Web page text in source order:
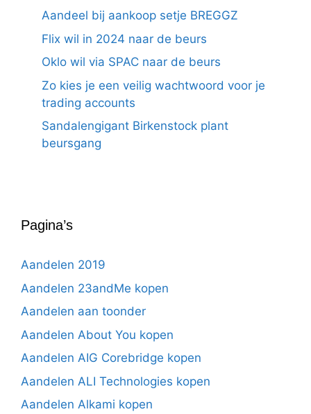
Aandeel bij aankoop setje BREGGZ
Flix wil in 2024 naar de beurs
Oklo wil via SPAC naar de beurs
Zo kies je een veilig wachtwoord voor je
trading accounts
Sandalengigant Birkenstock plant
beursgang
Pagina’s
Aandelen 2019
Aandelen 23andMe kopen
Aandelen aan toonder
Aandelen About You kopen
Aandelen AIG Corebridge kopen
Aandelen ALI Technologies kopen
Aandelen Alkami kopen